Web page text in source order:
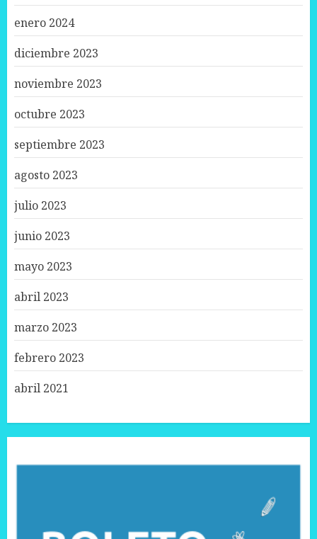
enero 2024
diciembre 2023
noviembre 2023
octubre 2023
septiembre 2023
agosto 2023
julio 2023
junio 2023
mayo 2023
abril 2023
marzo 2023
febrero 2023
abril 2021